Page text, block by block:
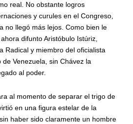
real. No obstante logros
y curules en el Congreso,
no llegó más lejos. Como bien le
difunto Aristóbulo Istúriz,
Radical y miembro del oficialista
de Venezuela, sin Chávez la
al poder.
al momento de separar el trigo de
en una figura estelar de la
haber sido claramente un hombre